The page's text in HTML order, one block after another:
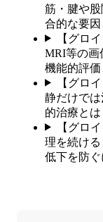
筋・腱や
合的な要因
【グロ
MRI等の画
機能的評価
【グロ
静だけで
的治療とは
【グロ
理を続け
低下を防ぐ